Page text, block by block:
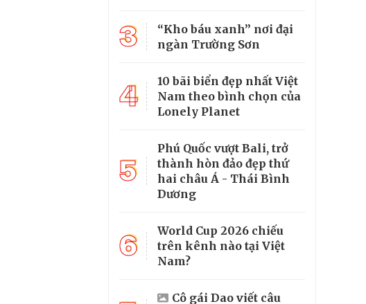
3
“Kho báu xanh” nơi đại
ngàn Trường Sơn
4
10 bãi biển đẹp nhất Việt
Nam theo bình chọn của
Lonely Planet
5
Phú Quốc vượt Bali, trở
thành hòn đảo đẹp thứ
hai châu Á - Thái Bình
Dương
6
World Cup 2026 chiếu
trên kênh nào tại Việt
Nam?
Cô gái Dao viết câu